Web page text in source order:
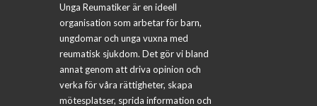
Unga Reumatiker är en ideell
organisation som arbetar för barn,
ungdomar och unga vuxna med
reumatisk sjukdom. Det gör vi bland
annat genom att driva opinion och
verka för våra rättigheter, skapa
mötesplatser, sprida information och